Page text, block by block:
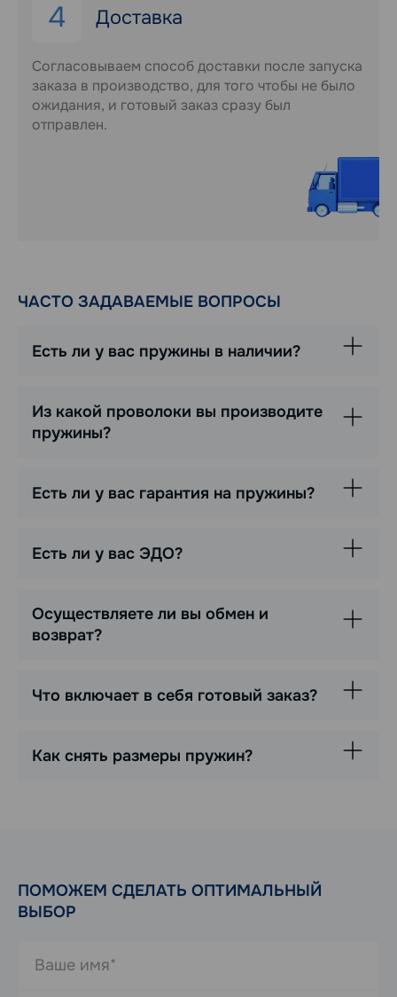
4 Доставка
Согласовываем способ доставки после запуска
заказа в производство, для того чтобы не было
ожидания, и готовый заказ сразу был
отправлен.
ЧАСТО ЗАДАВАЕМЫЕ ВОПРОСЫ
Есть ли у вас пружины в наличии?
Из какой проволоки вы производите
пружины?
Есть ли у вас гарантия на пружины?
Есть ли у вас ЭДО?
Осуществляете ли вы обмен и
возврат?
Что включает в себя готовый заказ?
Как снять размеры пружин?
ПОМОЖЕМ СДЕЛАТЬ ОПТИМАЛЬНЫЙ
ВЫБОР